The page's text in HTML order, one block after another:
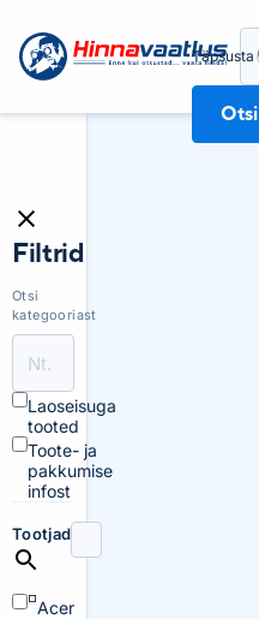
Täpsusta
Otsi
Filtrid
Otsi
kategooriast
Laoseisuga
tooted
Toote- ja
pakkumise
infost
Tootjad
Acer